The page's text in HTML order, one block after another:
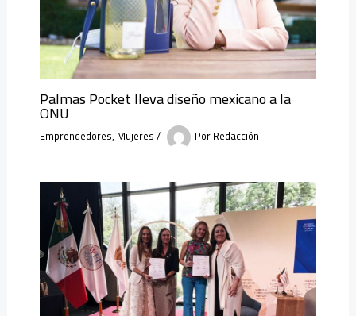
Palmas Pocket lleva diseño mexicano a la
ONU
Emprendedores, Mujeres/ PorRedacción